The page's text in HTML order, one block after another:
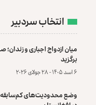
انتخاب سردبیر
میان ازدواج اجباری و زندان؛
برگزید
۶ اسد ۱۴۰۵ - ۲۸ جولای ۲۰۲۶
وضع محدودیت‌های